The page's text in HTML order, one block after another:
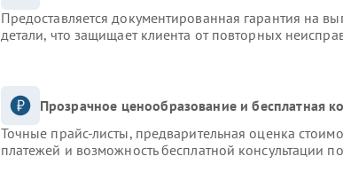
Предоставляется документированная гарантия на
детали, что защищает клиента от повторных
Прозрачное ценообразование и бесплатная
Точные прайс-листы, предварительная оценка
платежей и возможность бесплатной консультации